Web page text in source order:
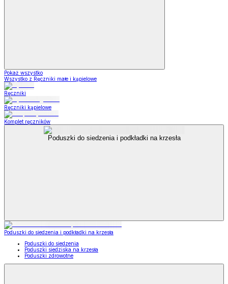
Pokaż wszystko
Wszystko z Ręczniki małe i kąpielowe
Ręczniki
Ręczniki kąpielowe
Komplet ręczników
Poduszki do siedzenia i podkładki na krzesła
Poduszki do siedzenia i podkładki na krzesła
Poduszki do siedzenia
Poduszki siedziska na krzesła
Poduszki zdrowotne